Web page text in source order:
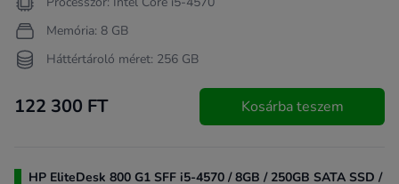
Memória: 8 GB
Háttértároló méret: 256 GB
122 300 FT Kosárba teszem
HP EliteDesk 800 G1 SFF i5-4570 / 8GB / 250GB SATA SSD /